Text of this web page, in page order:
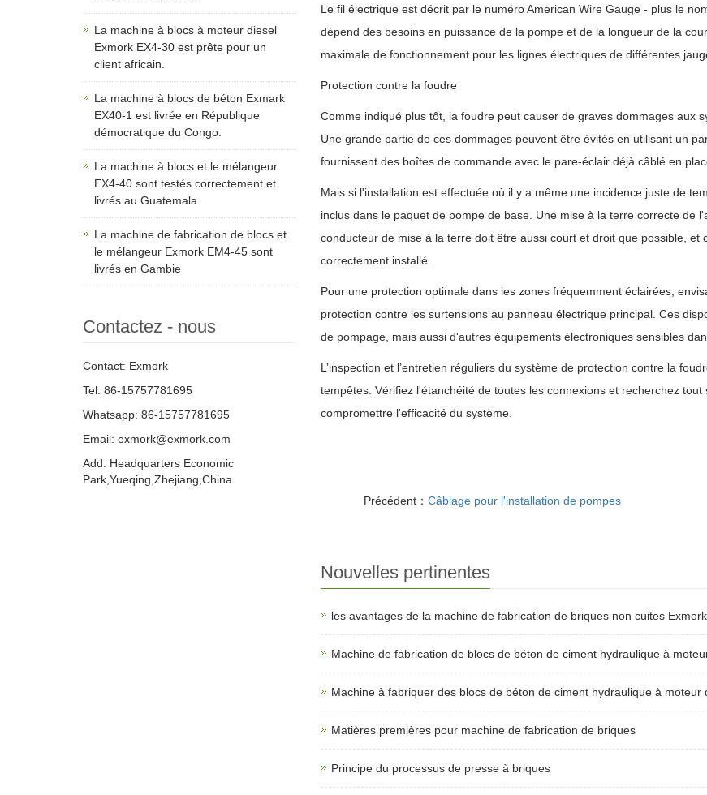
Le fil électrique est décrit par le numéro American Wire Gauge - plus le
dépend des besoins en puissance de la pompe et de la longueur de la
maximale de fonctionnement pour les lignes électriques de différentes
Protection contre la foudre
Comme indiqué plus tôt, la foudre peut causer de graves dommages aux
Une grande partie de ces dommages peuvent être évités en utilisant un
fournissent des boîtes de commande avec le pare-éclair déjà câblé en
Mais si l'installation est effectuée où il y a même une incidence juste de
inclus dans le paquet de pompe de base. Une mise à la terre correcte de
conducteur de mise à la terre doit être aussi court et droit que possible,
correctement installé.
Pour une protection optimale dans les zones fréquemment éclairées,
protection contre les surtensions au panneau électrique principal. Ces
de pompage, mais aussi d'autres équipements électroniques sensibles
L’inspection et l’entretien réguliers du système de protection contre la
tempêtes. Vérifiez l'étanchéité de toutes les connexions et recherchez
compromettre l'efficacité du système.
Précédent： Câblage pour l'installation de pompes
Nouvelles pertinentes
les avantages de la machine de fabrication de briques non cuites Exmork
Machine de fabrication de blocs de béton de ciment hydraulique à
Machine à fabriquer des blocs de béton de ciment hydraulique à moteur
Matières premières pour machine de fabrication de briques
Principe du processus de presse à briques
La machine à blocs à moteur diesel
Exmork EX4-30 est prête pour un
client africain.
La machine à blocs de béton Exmark
EX40-1 est livrée en République
démocratique du Congo.
La machine à blocs et le mélangeur
EX4-40 sont testés correctement et
livrés au Guatemala
La machine de fabrication de blocs et
le mélangeur Exmork EM4-45 sont
livrés en Gambie
Contactez - nous
Contact: Exmork
Tel: 86-15757781695
Whatsapp: 86-15757781695
Email: exmork@exmork.com
Add: Headquarters Economic
Park,Yueqing,Zhejiang,China